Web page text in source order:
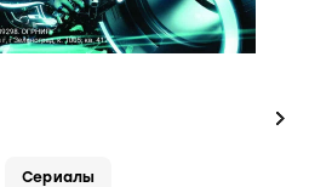
icon
Сериалы